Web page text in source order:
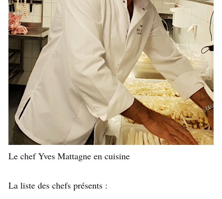
Le chef Yves Mattagne en cuisine
La liste des chefs présents :